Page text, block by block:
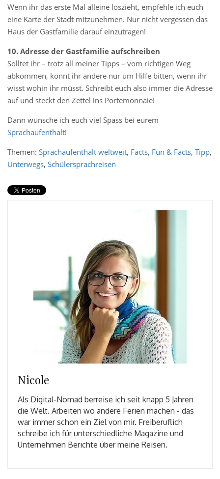
Wenn ihr das erste Mal alleine loszieht, empfehle ich euch
eine Karte der Stadt mitzunehmen. Nur nicht vergessen das
Haus der Gastfamilie darauf einzutragen!
10. Adresse der Gastfamilie aufschreiben
Solltet ihr – trotz all meiner Tipps – vom richtigen Weg
abkommen, könnt ihr andere nur um Hilfe bitten, wenn ihr
wisst wohin ihr müsst. Schreibt euch also immer die Adresse
auf und steckt den Zettel ins Portemonnaie!
Dann wünsche ich euch viel Spass bei eurem
Sprachaufenthalt!
Themen: Sprachaufenthalt weltweit, Facts, Fun & Facts, Tipp,
Unterwegs, Schülersprachreisen
Nicole
Als Digital-Nomad berreise ich seit knapp 5 Jahren
die Welt. Arbeiten wo andere Ferien machen - das
war immer schon ein Ziel von mir. Freiberuflich
schreibe ich für unterschiedliche Magazine und
Unternehmen Berichte über meine Reisen.